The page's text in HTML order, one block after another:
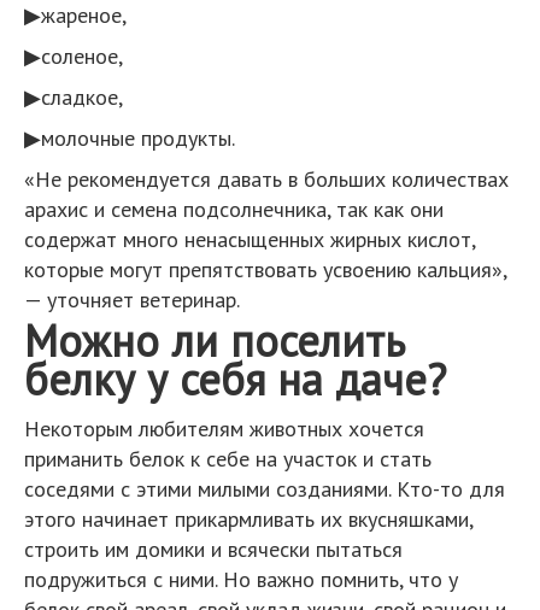
▶жареное,
▶соленое,
▶сладкое,
▶молочные продукты.
«Не рекомендуется давать в больших количествах
арахис и семена подсолнечника, так как они
содержат много ненасыщенных жирных кислот,
которые могут препятствовать усвоению кальция»,
— уточняет ветеринар.
Можно ли поселить
белку у себя на даче?
Некоторым любителям животных хочется
приманить белок к себе на участок и стать
соседями с этими милыми созданиями. Кто-то для
этого начинает прикармливать их вкусняшками,
строить им домики и всячески пытаться
подружиться с ними. Но важно помнить, что у